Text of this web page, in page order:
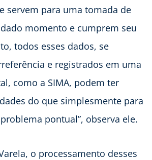
servem para uma tomada de
momento e cumprem seu
todos esses dados, se
e registrados em uma
como a SIMA, podem ter
do que simplesmente para
pontual”, observa ele.
o processamento desses